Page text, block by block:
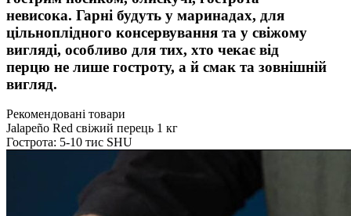
невисока. Гарні будуть у маринадах, для
цільноплідного консервування та у свіжому
вигляді, особливо для тих, хто чекає від
перцю не лише гостроту, а й смак та зовнішній
вигляд.
Рекомендовані товари
Jalapeño Red свіжий перець 1 кг
Гострота: 5-10 тис SHU